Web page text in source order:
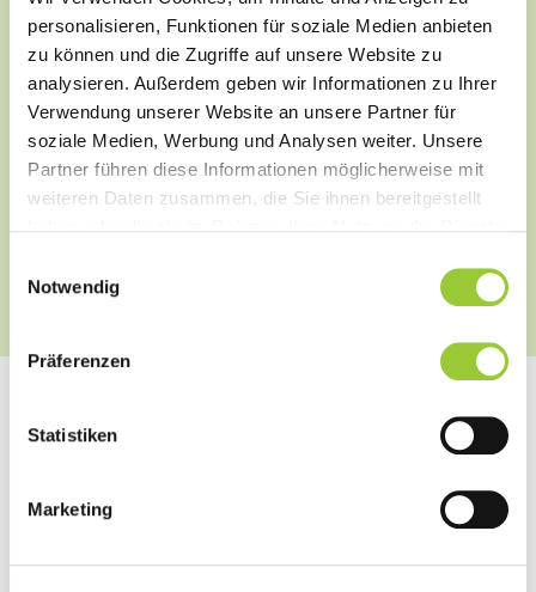
personalisieren, Funktionen für soziale Medien anbieten
zu können und die Zugriffe auf unsere Website zu
analysieren. Außerdem geben wir Informationen zu Ihrer
Verwendung unserer Website an unsere Partner für
soziale Medien, Werbung und Analysen weiter. Unsere
Partner führen diese Informationen möglicherweise mit
weiteren Daten zusammen, die Sie ihnen bereitgestellt
Cookies, wenn Sie unsere Webseite weiterhin nutzen.
Notwendig
Präferenzen
Statistiken
Marketing
Hebamme sein
Gesund leben als Frau und Familie
Wissenschaftlich denken und
handeln
Alle Informationen auf einen
Deine Voraussetzungen